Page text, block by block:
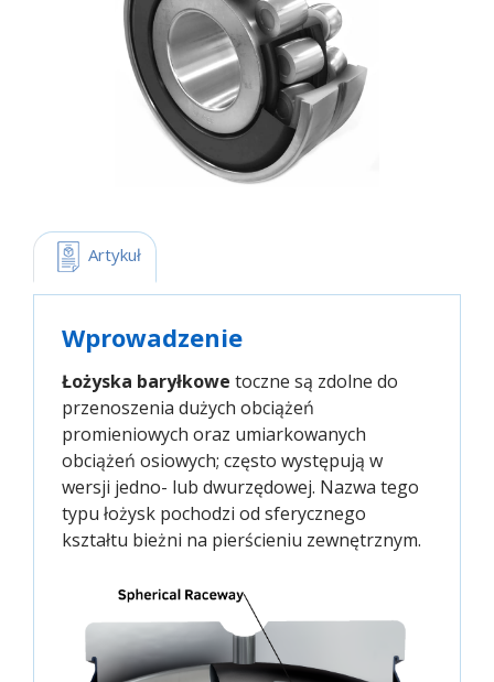
Artykuł
Wprowadzenie
Łożyska baryłkowe toczne są zdolne do
przenoszenia dużych obciążeń
promieniowych oraz umiarkowanych
obciążeń osiowych; często występują w
wersji jedno- lub dwurzędowej. Nazwa tego
typu łożysk pochodzi od sferycznego
kształtu bieżni na pierścieniu zewnętrznym.